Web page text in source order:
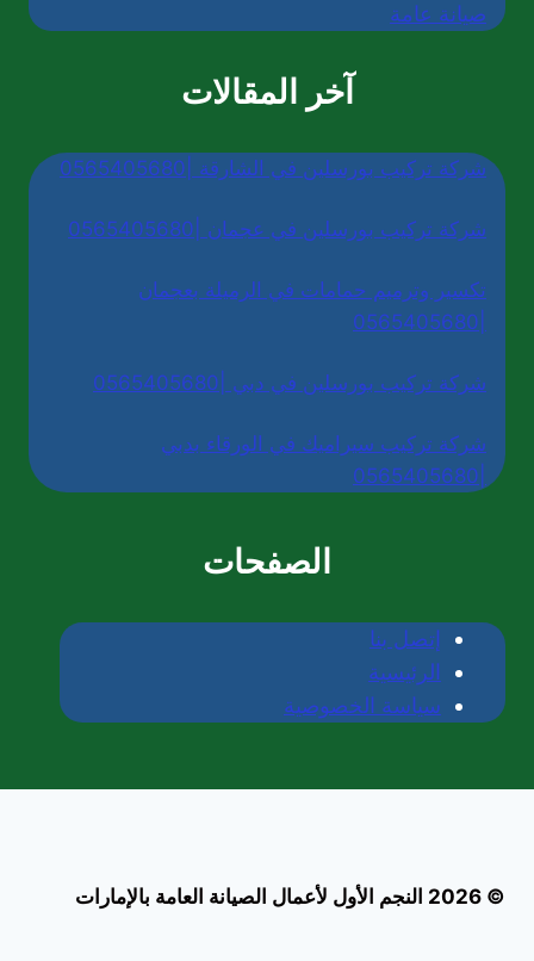
صيانة عامة
آخر المقالات
شركة تركيب بورسلين في الشارقة |0565405680
شركة تركيب بورسلين في عجمان |0565405680
تكسير وترميم حمامات في الرميلة بعجمان
شركة تركيب بورسلين في دبي |0565405680
شركة تركيب سيراميك في الورقاء بدبي
الصفحات
إتصل بنا
الرئيسية
سياسة الخصوصية
© 2026 النجم الأول لأعمال الصيانة العامة بالإمارات